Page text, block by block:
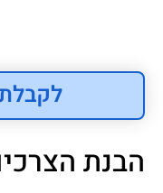
הבנת